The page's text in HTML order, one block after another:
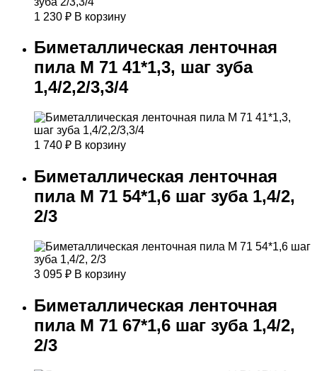
1 230 ₽ В корзину
Биметаллическая ленточная
пила М 71 41*1,3, шаг зуба
1,4/2,2/3,3/4
1 740 ₽ В корзину
Биметаллическая ленточная
пила М 71 54*1,6 шаг зуба 1,4/2,
2/3
3 095 ₽ В корзину
Биметаллическая ленточная
пила М 71 67*1,6 шаг зуба 1,4/2,
2/3